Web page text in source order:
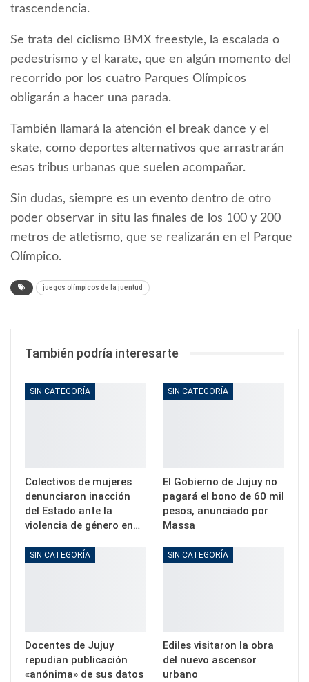
trascendencia.
Se trata del ciclismo BMX freestyle, la escalada o
pedestrismo y el karate, que en algún momento del
recorrido por los cuatro Parques Olímpicos
obligarán a hacer una parada.
También llamará la atención el break dance y el
skate, como deportes alternativos que arrastrarán
esas tribus urbanas que suelen acompañar.
Sin dudas, siempre es un evento dentro de otro
poder observar in situ las finales de los 100 y 200
metros de atletismo, que se realizarán en el Parque
Olímpico.
juegos olímpicos de la juentud
También podría interesarte
SIN CATEGORÍA
Colectivos de mujeres
denunciaron inacción
del Estado ante la
violencia de género en…
SIN CATEGORÍA
El Gobierno de Jujuy no
pagará el bono de 60 mil
pesos, anunciado por
Massa
SIN CATEGORÍA
Docentes de Jujuy
repudian publicación
«anónima» de sus datos
SIN CATEGORÍA
Ediles visitaron la obra
del nuevo ascensor
urbano